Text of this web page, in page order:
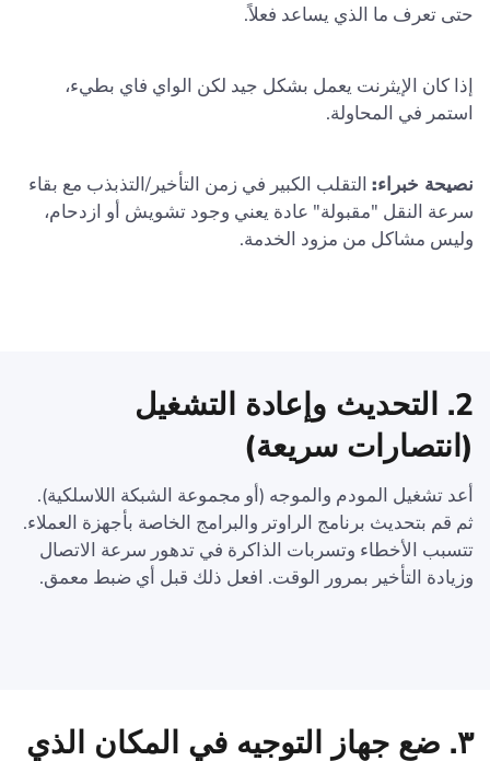
حتى تعرف ما الذي يساعد فعلاً.
إذا كان الإيثرنت يعمل بشكل جيد لكن الواي فاي بطيء،
استمر في المحاولة.
نصيحة خبراء: التقلب الكبير في زمن التأخير/التذبذب مع بقاء
سرعة النقل "مقبولة" عادة يعني وجود تشويش أو ازدحام،
وليس مشاكل من مزود الخدمة.
2. التحديث وإعادة التشغيل
(انتصارات سريعة)
أعد تشغيل المودم والموجه (أو مجموعة الشبكة اللاسلكية).
ثم قم بتحديث برنامج الراوتر والبرامج الخاصة بأجهزة العملاء.
تتسبب الأخطاء وتسربات الذاكرة في تدهور سرعة الاتصال
وزيادة التأخير بمرور الوقت. افعل ذلك قبل أي ضبط معمق.
٣. ضع جهاز التوجيه في المكان الذي